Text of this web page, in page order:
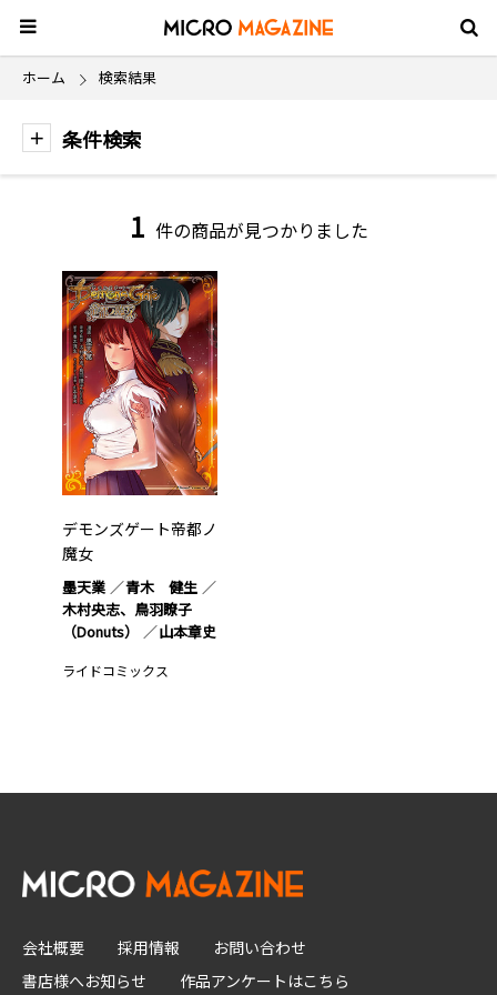
ホーム 検索結果
条件検索
1 件の商品が見つかりました
デモンズゲート帝都ノ
魔女
墨天業
青木 健生
木村央志、鳥羽瞭子
（Donuts）
山本章史
ライドコミックス
会社概要 採用情報
お問い合わせ
書店様へお知らせ
作品アンケートはこちら